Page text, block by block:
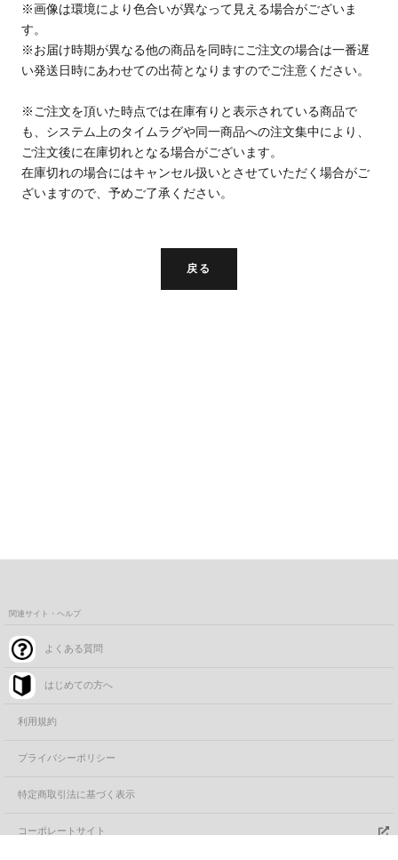
※画像は環境により色合いが異なって見える場合がございま
す。
※お届け時期が異なる他の商品を同時にご注文の場合は一番遅
い発送日時にあわせての出荷となりますのでご注意ください。
※ご注文を頂いた時点では在庫有りと表示されている商品で
も、システム上のタイムラグや同一商品への注文集中により、
ご注文後に在庫切れとなる場合がございます。
在庫切れの場合にはキャンセル扱いとさせていただく場合がご
ざいますので、予めご了承ください。
戻る
関連サイト・ヘルプ
よくある質問
はじめての方へ
利用規約
プライバシーポリシー
特定商取引法に基づく表示
コーポレートサイト